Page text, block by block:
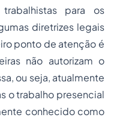
para os
diretrizes legais
ponto de atenção é
não autorizam o
ou seja, atualmente
o trabalho presencial
conhecido como